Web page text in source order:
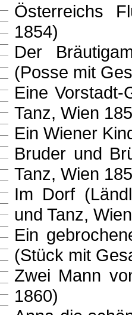
Österreichs
1854)
Der
(Posse mit
Eine
Tanz, Wien
Ein Wiener
Bruder und
Tanz, Wien
Im Dorf
und Tanz,
Ein
(Stück mit
Zwei Mann
1860)